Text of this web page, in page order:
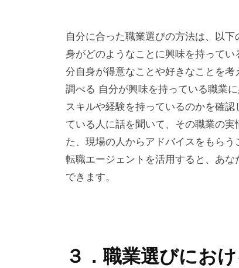
自分に合った職業選びの方法は、以
身がどのようなことに興味を持って
分自身が得意なことや好きなことを
調べる 自分が興味を持っている職業
スキルや経験を持っているのかを確
ている人に話を聞いて、その職業の
た、現場の人からアドバイスをもらう
転職エージェントを活用すると、あ
できます。
３．職業選びにお